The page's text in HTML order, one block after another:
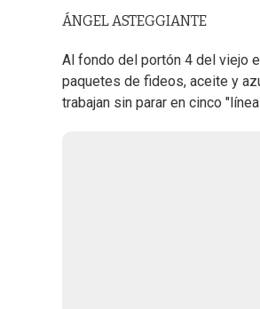
ÁNGEL ASTEGGIANTE
Al fondo del portón 4 del viejo
paquetes de fideos, aceite y
trabajan sin parar en cinco